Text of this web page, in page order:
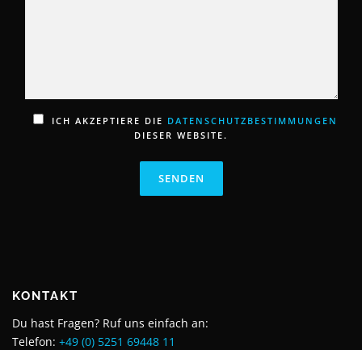
ICH AKZEPTIERE DIE DATENSCHUTZBESTIMMUNGEN
DIESER WEBSITE.
KONTAKT
Du hast Fragen? Ruf uns einfach an:
Telefon: +49 (0) 5251 69448 11